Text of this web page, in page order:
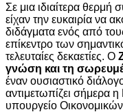
Σε μια ιδιαίτερα
είχαν την ευκαιρία να
διδάγματα ενός από
επίκεντρο των
τελευταίες δεκαετίες. Ο
γνώση και τη
έναν ουσιαστικό
αντιμετωπίζει σήμερα
υπουργείο